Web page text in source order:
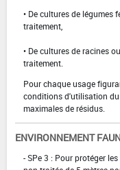
• De cultures de légumes
traitement,
• De cultures de racines
traitement.
Pour chaque usage
conditions d'utilisation
maximales de résidus.
ENVIRONNEMENT
- SPe 3 : Pour protéger